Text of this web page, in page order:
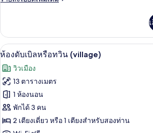
เรีย
สี่
ท่าน,
วิว
ทะเล
เกี่ยว
กับ
ห้อง
พี
เรีย
สำหรับ
สี่
ท่าน,
วิว
ทะเล
เปิด
ภาพถ่าย
ทั้งหมด
ของ
ห้อง
ดับเบิล
ห้องดับเบิลห
7
ห้องดับเบิลหรือทวิน (village)
วิวเมือง
13 ตารางเมตร
1 ห้องนอน
พักได้ 3 คน
2 เตียงเดี่ยว หรือ 1 เตียงสำหรับสองท่าน